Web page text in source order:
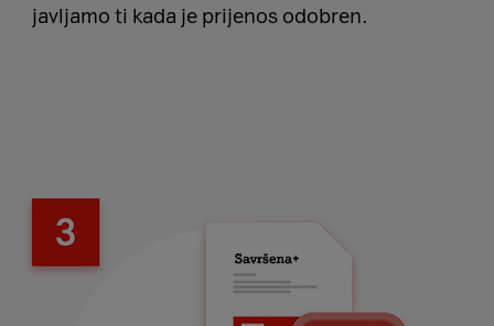
javljamo ti kada je prijenos odobren.